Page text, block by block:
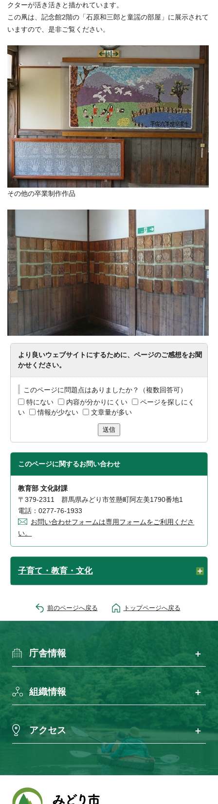
クターが活き活きと描かれています。
この凧は、記念館2階の「石原和三郎と童謡の部屋」に展示されて
いますので、是非ご覧ください。
その他の卒業制作作品
より良いウェブサイトにするために、ページのご感想をお聞
かせください。
このページに問題点はありましたか？（複数回答可）
特にない
内容が分かりにくい
ページを探しにく
い
情報が少ない 文章量が多い
送信
このページに関するお問い合わせ
教育部 文化財課
〒379-2311 群馬県みどり市笠懸町阿左美1790番地1
電話：0277-76-1933
お問い合わせフォームは専用フォームをご利用くださ
い。
子育て・教育・文化
前のページへ戻る トップページへ戻る
庁舎情報
組織情報
アクセス